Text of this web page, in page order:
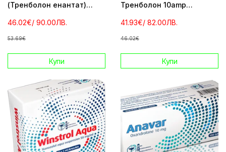
(Тренболон енантат)
46.02€/ 90.00ЛВ.
53.69€
Купи
Тренболон 10amp
41.93€/ 82.00ЛВ.
46.02€
Купи